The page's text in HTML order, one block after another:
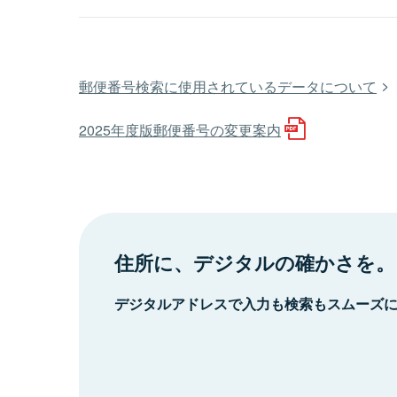
郵便番号検索に使用されているデータについて
2025年度版郵便番号の変更案内
住所に、デジタルの確かさを。
デジタルアドレスで入力も検索もスムーズ